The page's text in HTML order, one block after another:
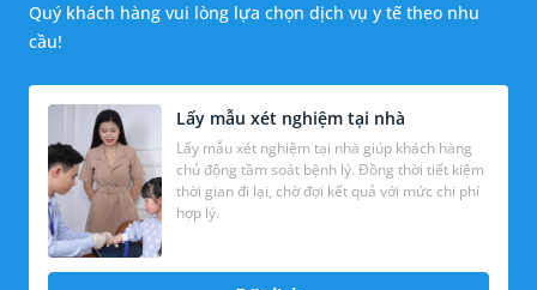
Quý khách hàng vui lòng lựa chọn dịch vụ y tế theo nhu
cầu!
Lấy mẫu xét nghiệm tại nhà
Lấy mẫu xét nghiệm tại nhà giúp khách hàng
chủ động tầm soát bệnh lý. Đồng thời tiết kiệm
thời gian đi lại, chờ đợi kết quả với mức chi phí
hợp lý.